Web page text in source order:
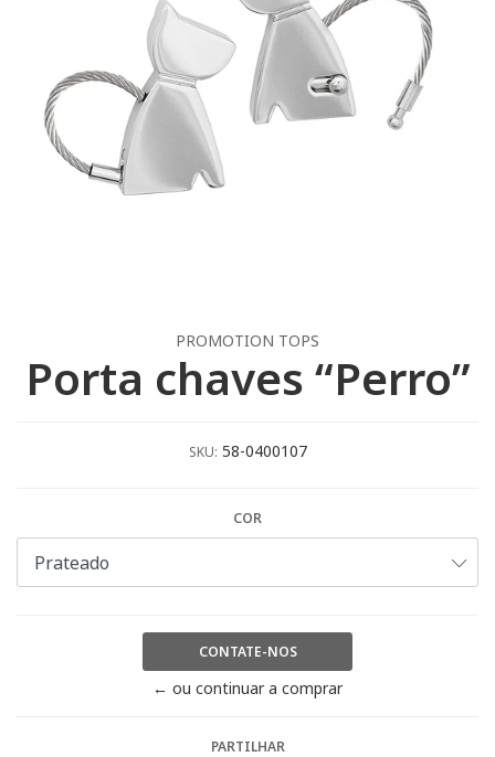
PROMOTION TOPS
Porta chaves “Perro”
SKU: 58-0400107
COR
CONTATE-NOS
← ou continuar a comprar
PARTILHAR